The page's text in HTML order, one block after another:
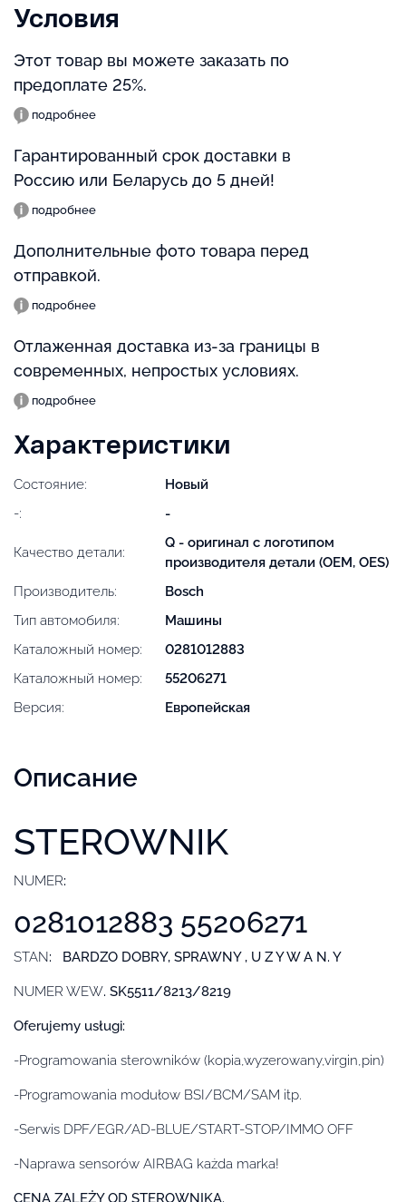
Условия
Этот товар вы можете заказать по
предоплате 25%.
подробнее
Гарантированный срок доставки в
Россию или Беларусь до 5 дней!
подробнее
Дополнительные фото товара перед
отправкой.
подробнее
Отлаженная доставка из-за границы в
современных, непростых условиях.
подробнее
Характеристики
Состояние:
Новый
-:
-
Качество детали:
Q - оригинал с логотипом
производителя детали (OEM, OES)
Производитель:
Bosch
Тип автомобиля:
Машины
Каталожный номер:
0281012883
Каталожный номер:
55206271
Версия:
Европейская
Описание
STEROWNIK
NUMER:
0281012883 55206271
STAN: BARDZO DOBRY, SPRAWNY , U Z Y W A N. Y
NUMER WEW. SK5511/8213/8219
Oferujemy usługi:
-Programowania sterowników (kopia,wyzerowany,virgin,pin)
-Programowania modułow BSI/BCM/SAM itp.
-Serwis DPF/EGR/AD-BLUE/START-STOP/IMMO OFF
-Naprawa sensorów AIRBAG każda marka!
CENA ZALEŻY OD STEROWNIKA.